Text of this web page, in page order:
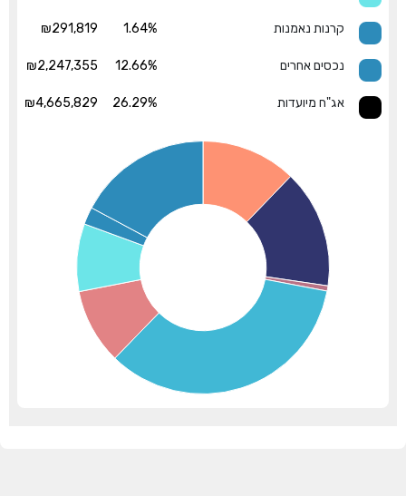
קרנות נאמנות 1.64%
₪291,819
נכסים אחרים 12.66%
₪2,247,355
אג"ח מיועדות 26.29%
₪4,665,829